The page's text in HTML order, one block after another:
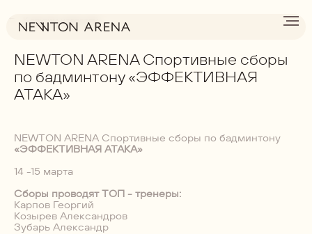
К другим новостям
NEWTON ARENA Спортивные сборы
по бадминтону «ЭФФЕКТИВНАЯ
АТАКА»
NEWTON ARENA Спортивные сборы по бадминтону
«ЭФФЕКТИВНАЯ АТАКА»
14 -15 марта
Сборы проводят ТОП - тренеры:
Карпов Георгий
Козырев Александров
Зубарь Александр